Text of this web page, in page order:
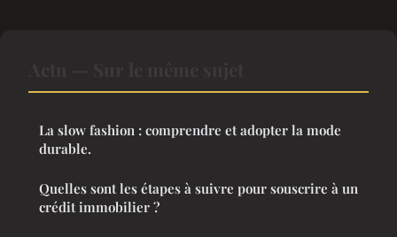
La slow fashion : comprendre et adopter la mode
durable.
Quelles sont les étapes à suivre pour souscrire à un
crédit immobilier ?